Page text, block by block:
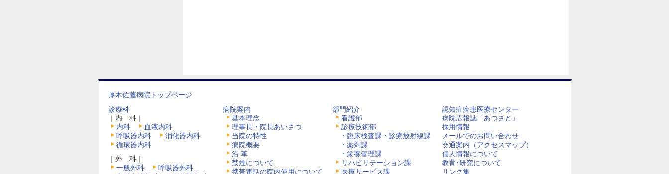
厚木佐藤病院トップページ
診療科
｜内 科｜
内科
血液内科
呼吸器内科
消化器内科
循環器内科
｜外 科｜
一般外科
呼吸器外科
病院案内
基本理念
理事長・院長あいさつ
当院の特性
病院概要
沿 革
禁煙について
携帯電話の院内使用について
部門紹介
看護部
診療技術部
・臨床検査課・診療放射線課
・薬剤課
・栄養管理課
リハビリテーション課
医療サービス課
認知症疾患医療センター
病院広報誌「あつさと」
採用情報
メールでのお問い合わせ
交通案内（アクセスマップ）
個人情報について
教育･研究について
リンク集